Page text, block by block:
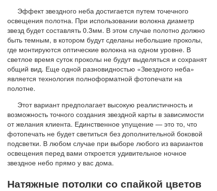
Эффект звездного неба достигается путем точечного
освещения полотна. При использовании волокна диаметр
звезд будет составлять 0.3мм. В этом случае полотно должно
быть темным, в котором будут сделаны небольшие проколы,
где монтируются оптические волокна на одном уровне. В
светлое время суток проколы не будут выделяться и сохранят
общий вид. Еще одной разновидностью «Звездного неба»
является технология полноформатной фотопечати на
полотне.
Этот вариант предполагает высокую реалистичность и
возможность точного создания звездной карты в зависимости
от желания клиента. Единственное упущение — это то, что
фотопечать не будет светиться без дополнительной боковой
подсветки. В любом случае при выборе любого из вариантов
освещения перед вами откроется удивительное ночное
звездное небо прямо у вас дома.
Натяжные потолки со спайкой цветов